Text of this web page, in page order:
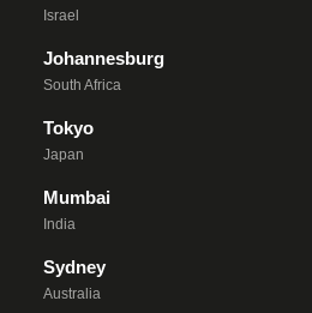
Israel
Johannesburg
South Africa
Tokyo
Japan
Mumbai
India
Sydney
Australia